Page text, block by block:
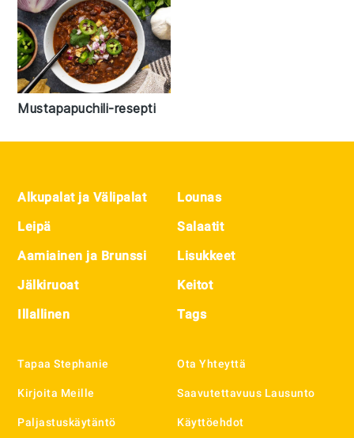
Mustapapuchili-resepti
Footer
Alkupalat ja Välipalat
Leipä
Aamiainen ja Brunssi
Jälkiruoat
Illallinen
Lounas
Salaatit
Lisukkeet
Keitot
Tags
Tapaa Stephanie
Kirjoita Meille
Paljastuskäytäntö
Ota Yhteyttä
Saavutettavuus Lausunto
Käyttöehdot